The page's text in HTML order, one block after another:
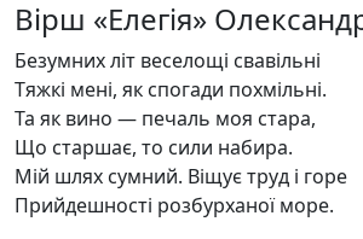
Вірш «Елегія»
Безумних літ веселощі свавільні
Тяжкі мені, як спогади похмільні.
Та як вино — печаль моя стара,
Що старшає, то сили набира.
Мій шлях сумний. Віщує труд і горе
Прийдешності розбурханої море.